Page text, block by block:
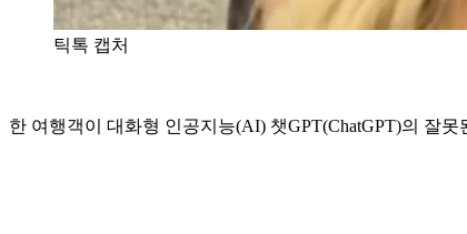
틱톡 캡처
한 여행객이 대화형 인공지능(AI) 챗GPT(ChatGPT)의 잘